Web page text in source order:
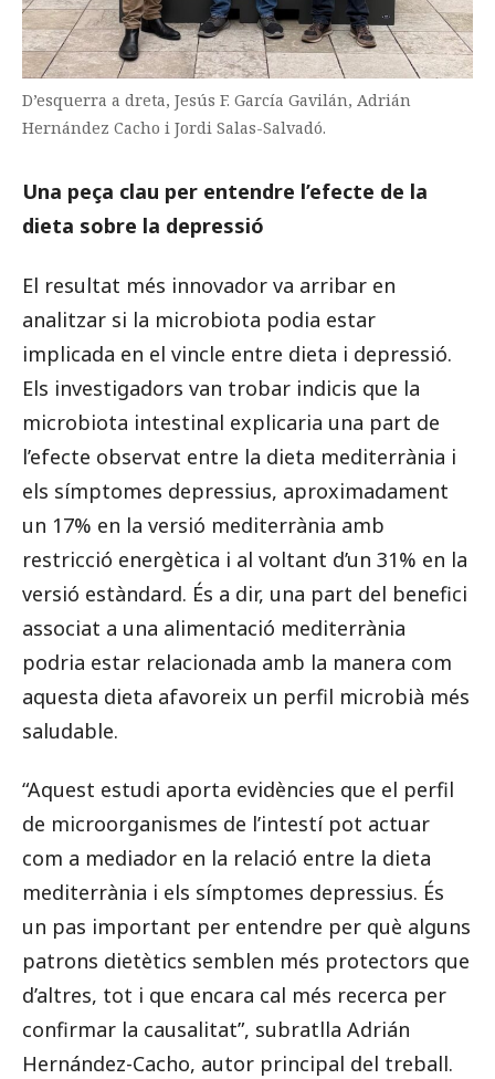
D’esquerra a dreta, Jesús F. García Gavilán, Adrián
Hernández Cacho i Jordi Salas-Salvadó.
Una peça clau per entendre l’efecte de la
dieta sobre la depressió
El resultat més innovador va arribar en
analitzar si la microbiota podia estar
implicada en el vincle entre dieta i depressió.
Els investigadors van trobar indicis que la
microbiota intestinal explicaria una part de
l’efecte observat entre la dieta mediterrània i
els símptomes depressius, aproximadament
un 17% en la versió mediterrània amb
restricció energètica i al voltant d’un 31% en la
versió estàndard. És a dir, una part del benefici
associat a una alimentació mediterrània
podria estar relacionada amb la manera com
aquesta dieta afavoreix un perfil microbià més
saludable.
“Aquest estudi aporta evidències que el perfil
de microorganismes de l’intestí pot actuar
com a mediador en la relació entre la dieta
mediterrània i els símptomes depressius. És
un pas important per entendre per què alguns
patrons dietètics semblen més protectors que
d’altres, tot i que encara cal més recerca per
confirmar la causalitat”, subratlla Adrián
Hernández-Cacho, autor principal del treball.